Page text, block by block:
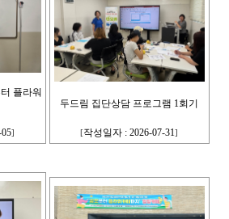
플라워
]
두드림 집단상담 프로그램 1회기
[작성일자 : 2026-07-31]